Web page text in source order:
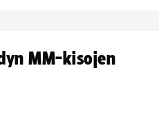
MM-kisojen